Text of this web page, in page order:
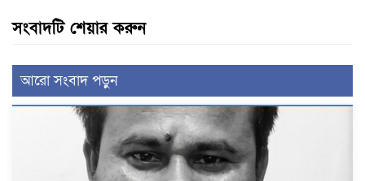
সংবাদটি শেয়ার করুন
আরো সংবাদ পড়ুন